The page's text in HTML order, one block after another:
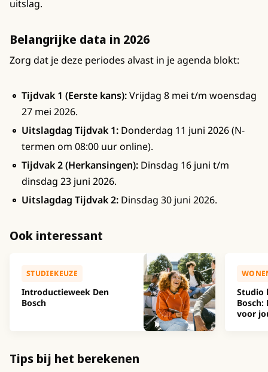
uitslag.
Belangrijke data in 2026
Zorg dat je deze periodes alvast in je agenda blokt:
Tijdvak 1 (Eerste kans):Vrijdag 8 mei t/m woensdag
27 mei 2026.
Uitslagdag Tijdvak 1: Donderdag 11 juni 2026 (N-
termen om 08:00 uur online).
Tijdvak 2 (Herkansingen): Dinsdag 16 juni t/m
dinsdag 23 juni 2026.
Uitslagdag Tijdvak 2: Dinsdag 30 juni 2026.
Ook interessant
STUDIEKEUZE
Introductieweek Den
Bosch
Studio
Bosch:
voor
Tips bij het berekenen